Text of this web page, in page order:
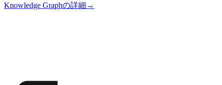
Knowledge Graphの詳細 →